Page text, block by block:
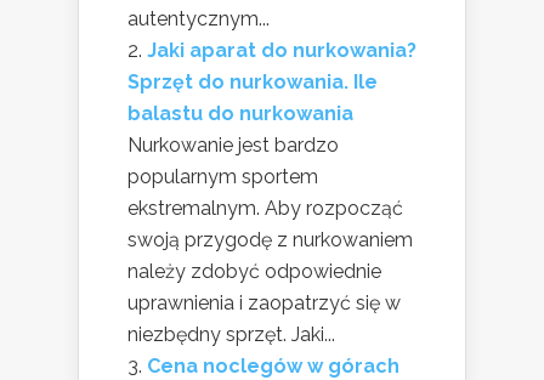
autentycznym...
Jaki aparat do nurkowania?
Sprzęt do nurkowania. Ile
balastu do nurkowania
Nurkowanie jest bardzo
popularnym sportem
ekstremalnym. Aby rozpocząć
swoją przygodę z nurkowaniem
należy zdobyć odpowiednie
uprawnienia i zaopatrzyć się w
niezbędny sprzęt. Jaki...
Cena noclegów w górach